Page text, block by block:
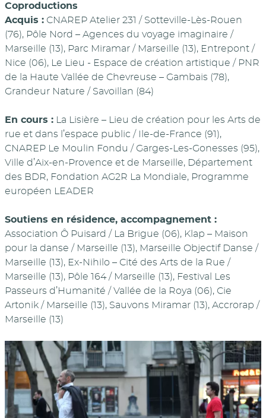
Coproductions
Acquis : CNAREP Atelier 231 / Sotteville-Lès-Rouen
(76), Pôle Nord – Agences du voyage imaginaire /
Marseille (13), Parc Miramar / Marseille (13), Entrepont /
Nice (06), Le Lieu - Espace de création artistique / PNR
de la Haute Vallée de Chevreuse – Gambais (78),
Grandeur Nature / Savoillan (84)
En cours : La Lisière – Lieu de création pour les Arts de
rue et dans l’espace public / Ile-de-France (91),
CNAREP Le Moulin Fondu / Garges-Les-Gonesses (95),
Ville d’Aix-en-Provence et de Marseille, Département
des BDR, Fondation AG2R La Mondiale, Programme
européen LEADER
Soutiens en résidence, accompagnement :
Association Ô Puisard / La Brigue (06), Klap – Maison
pour la danse / Marseille (13), Marseille Objectif Danse /
Marseille (13), Ex-Nihilo – Cité des Arts de la Rue /
Marseille (13), Pôle 164 / Marseille (13), Festival Les
Passeurs d’Humanité / Vallée de la Roya (06), Cie
Artonik / Marseille (13), Sauvons Miramar (13), Accrorap /
Marseille (13)